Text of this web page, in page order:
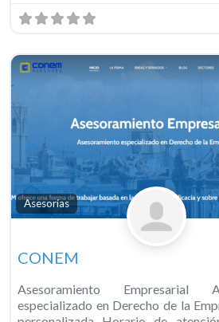
Asesorías
CONEM
Asesoramiento Empresarial
especializado en Derecho de la